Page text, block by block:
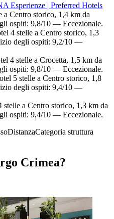
Esperienze | Preferred Hotels
Centro storico, 1,4 km da
ospiti: 9,8/10 — Eccezionale.
4 stelle a Centro storico, 1,3
degli ospiti: 9,2/10 —
4 stelle a Crocetta, 1,5 km da
ospiti: 9,8/10 — Eccezionale.
5 stelle a Centro storico, 1,8
degli ospiti: 9,4/10 —
a Centro storico, 1,3 km da
ospiti: 9,4/10 — Eccezionale.
DistanzaCategoria struttura
Crimea?